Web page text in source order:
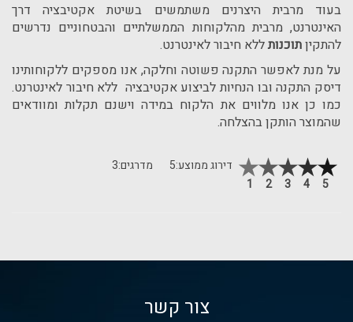
בעוד מרבית היצרנים משתמשים בשיטת אקטיבציה דרך
האינטרנט, מרבית מהלקוחות הממשלתיים והבטחוניים נדרשים
להתקיןתוכנותללא חיבור לאינטרנט.
על מנת לאפשר התקנה פשוטה וחלקה, אנו מספקים ללקוחותינו
דיסק התקנה ובו הנחיות לביצוע אקטיבציה ללא חיבור לאינטרנט.
כמו כן אנו מלווים את הלקוח במידה וישנם תקלות ומוודאים
שהמוצר הותקן בהצלחה.
דירוג ממוצע:5 מדרגים:3
5
4
3
2
1
צור קשר